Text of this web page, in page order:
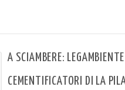
A SCIAMBERE:
CEMENTIFICATORI DI LA